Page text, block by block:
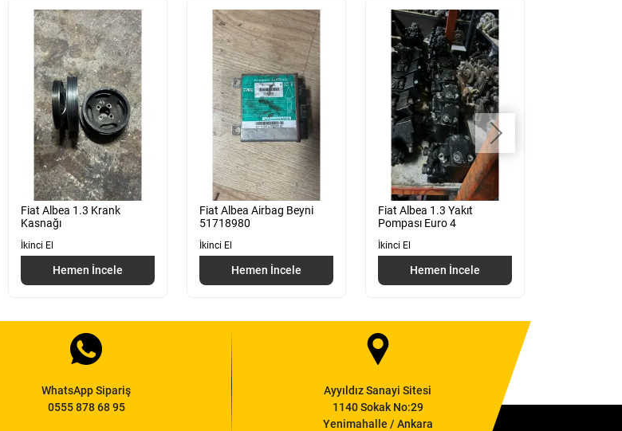
Fiat Albea 1.3 Krank
Kasnağı
İkinci El
Hemen İncele
Fiat Albea Airbag Beyni
51718980
İkinci El
Hemen İncele
Fiat Albea 1.3 Yakıt
Pompası Euro 4
İkinci El
Hemen İncele
WhatsApp Sipariş
0555 878 68 95
Ayyıldız Sanayi Sitesi
1140 Sokak No:29
Yenimahalle / Ankara